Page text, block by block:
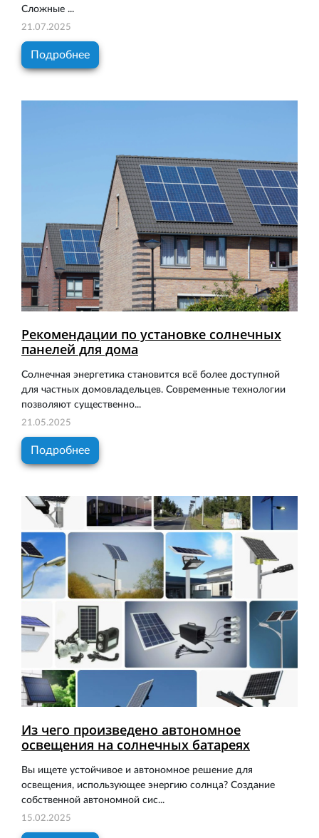
Сложные ...
21.07.2025
Подробнее
Рекомендации по установке солнечных
панелей для дома
Солнечная энергетика становится всё более доступной
для частных домовладельцев. Современные технологии
позволяют существенно...
21.05.2025
Подробнее
Из чего произведено автономное
освещения на солнечных батареях
Вы ищете устойчивое и автономное решение для
освещения, использующее энергию солнца? Создание
собственной автономной сис...
15.02.2025